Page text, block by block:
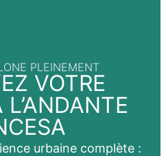
PLEINEMENT
VOTRE
urbaine complète :